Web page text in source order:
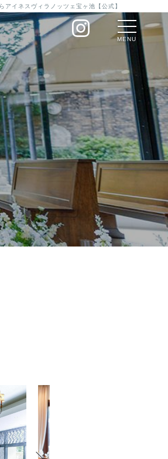
イネスヴィラノッツェ宝ヶ池【公式】
MENU